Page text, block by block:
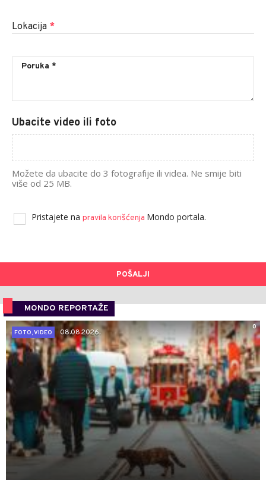
Lokacija *
Ubacite video ili foto
Možete da ubacite do 3 fotografije ili videa. Ne smije biti
više od 25 MB.
Pristajete na pravila korišćenja Mondo portala.
POŠALJI
MONDO REPORTAŽE
0
FOTO, VIDEO
08.08.2026.